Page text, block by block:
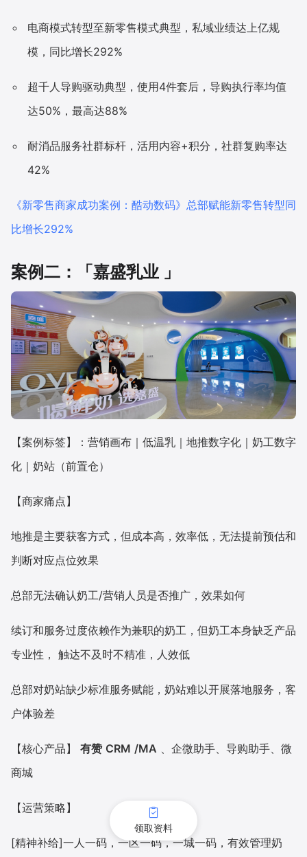
电商模式转型至新零售模式典型，私域业绩达上亿规
模，同比增长292%
超千人导购驱动典型，使用4件套后，导购执行率均值
达50%，最高达88%
耐消品服务社群标杆，活用内容+积分，社群复购率达
42%
《新零售商家成功案例：酷动数码》总部赋能新零售转型同
比增长292%
案例二：「嘉盛乳业 」
【案例标签】：营销画布｜低温乳｜地推数字化｜奶工数字
化｜奶站（前置仓）
【商家痛点】
地推是主要获客方式，但成本高，效率低，无法提前预估和
判断对应点位效果
总部无法确认奶工/营销人员是否推广，效果如何
续订和服务过度依赖作为兼职的奶工，但奶工本身缺乏产品
专业性， 触达不及时不精准，人效低
总部对奶站缺少标准服务赋能，奶站难以开展落地服务，客
户体验差
【核心产品】 有赞 CRM /MA 、企微助手、导购助手、微
商城
【运营策略】
[精神补给]一人一码，一区一码，一城一码，有效管理奶
领取资料